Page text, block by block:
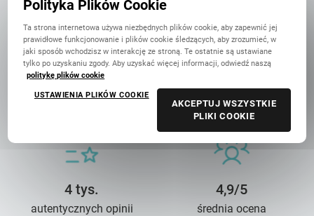
14 lat troski 90 mln+
wydrukowanych zdjęć
4 tys.
autentycznych opinii
4,9/5
średnia ocena
Polityka Plików Cookie
Ta strona internetowa używa niezbędnych plików cookie, aby zapewnić jej
prawidłowe funkcjonowanie i plików cookie śledzących, aby zrozumieć, w
jaki sposób wchodzisz w interakcję ze stroną. Te ostatnie są ustawiane
tylko po uzyskaniu zgody. Aby uzyskać więcej informacji, odwiedź naszą
politykę plików cookie
USTAWIENIA PLIKÓW COOKIE
AKCEPTUJ WSZYSTKIE
PLIKI COOKIE